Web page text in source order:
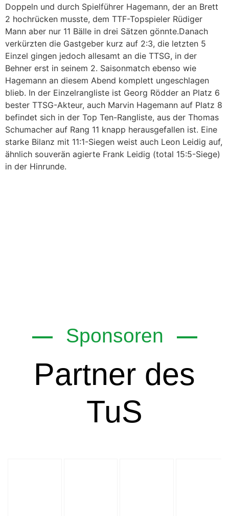
Doppeln und durch Spielführer Hagemann, der an Brett
2 hochrücken musste, dem TTF-Topspieler Rüdiger
Mann aber nur 11 Bälle in drei Sätzen gönnte.Danach
verkürzten die Gastgeber kurz auf 2:3, die letzten 5
Einzel gingen jedoch allesamt an die TTSG, in der
Behner erst in seinem 2. Saisonmatch ebenso wie
Hagemann an diesem Abend komplett ungeschlagen
blieb. In der Einzelrangliste ist Georg Rödder an Platz 6
bester TTSG-Akteur, auch Marvin Hagemann auf Platz 8
befindet sich in der Top Ten-Rangliste, aus der Thomas
Schumacher auf Rang 11 knapp herausgefallen ist. Eine
starke Bilanz mit 11:1-Siegen weist auch Leon Leidig auf,
ähnlich souverän agierte Frank Leidig (total 15:5-Siege)
in der Hinrunde.
Sponsoren
Partner des
TuS